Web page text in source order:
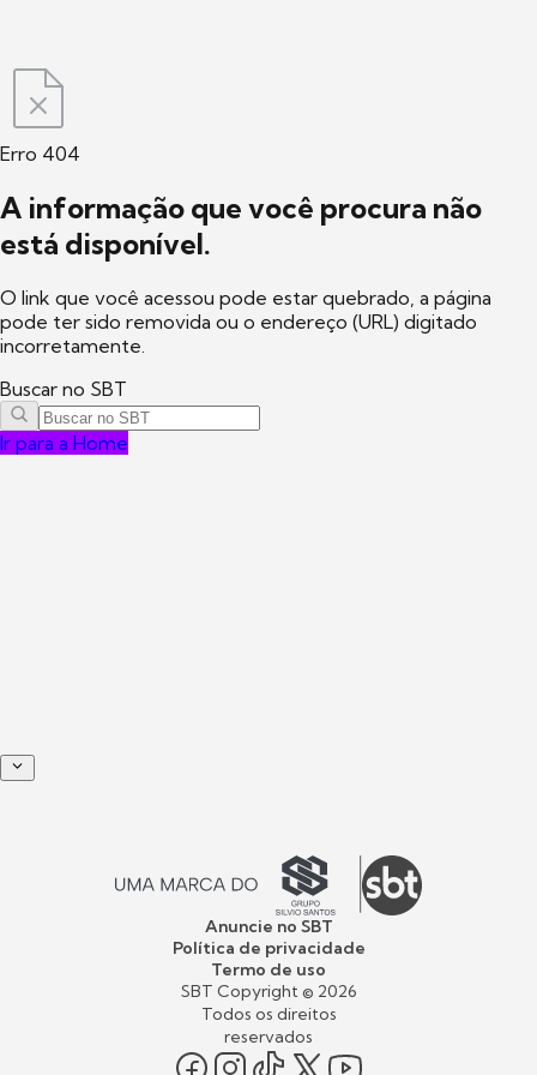
Erro 404
A informação que você procura não
está disponível.
O link que você acessou pode estar quebrado, a página
pode ter sido removida ou o endereço (URL) digitado
incorretamente.
Buscar no SBT
Ir para a Home
Anuncie no SBT
Política de privacidade
Termo de uso
SBT Copyright © 2026
Todos os direitos
reservados